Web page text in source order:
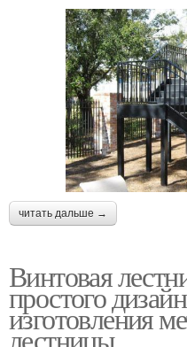
читать дальше →
Винтовая
простого
изготовления